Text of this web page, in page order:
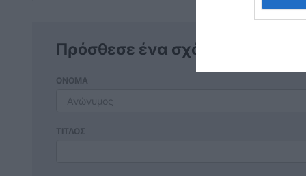
Πρόσθεσε ένα σχόλιο
ΟΝΟΜΑ
ΤΙΤΛΟΣ